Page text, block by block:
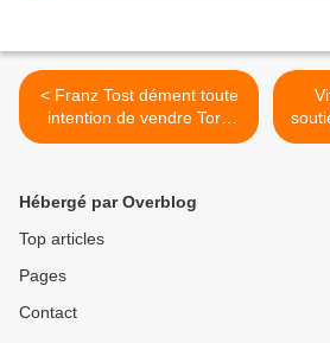
< Franz Tost dément toute
intention de vendre Toro
Rosso
Hébergé par Overblog
Top articles
Pages
Contact